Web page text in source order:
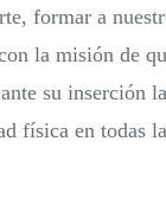
formar a
la misión de
su inserción
física en todas